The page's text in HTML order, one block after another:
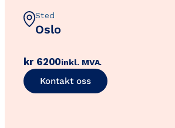
Sted
Oslo
kr6200inkl. MVA.
Kontakt oss